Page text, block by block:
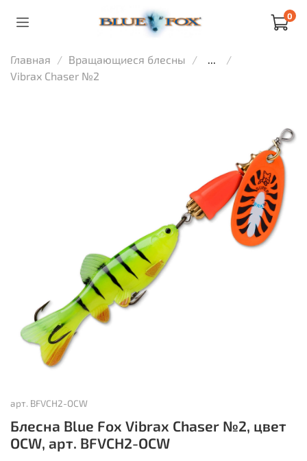
0
Главная Вращающиеся блесны
...
Vibrax Chaser №2
арт. BFVCH2-OCW
Блесна Blue Fox Vibrax Chaser №2, цвет
OCW, арт. BFVCH2-OCW